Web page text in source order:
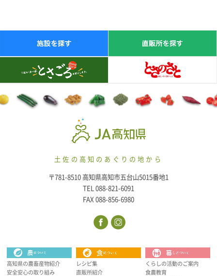
土佐の高知のあぐりの地から
〒781-8510 高知県高知市五台山5015番地1
TEL 088-821-6091
FAX 088-856-6980
高知県の農畜産物紹介
安全安心の取り組み
レシピ集
直販所紹介
くらしの活動のご案内
食農教育